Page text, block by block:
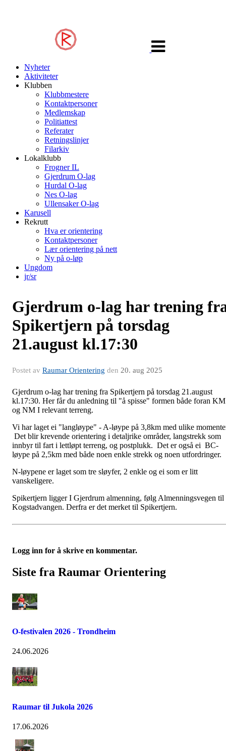
navigasjon
Nyheter
Aktiviteter
Klubben
Klubbmestere
Kontaktpersoner
Medlemskap
Politiattest
Referater
Retningslinjer
Filarkiv
Lokalklubb
Frogner IL
Gjerdrum O-lag
Hurdal O-lag
Nes O-lag
Ullensaker O-lag
Karusell
Rekrutt
Hva er orientering
Kontaktpersoner
Lær orientering på nett
Ny på o-løp
Ungdom
jr/sr
Gjerdrum o-lag har trening
Spikertjern på torsdag
21.august kl.17:30
Postet av Raumar Orientering den 20. aug 2025
Gjerdrum o-lag har trening fra Spikertjern på torsdag 21.august
kl.17:30. Her får du anledning til "å spisse" formen både foran KM
og NM I relevant terreng.
Vi har laget ei "langløype" - A-løype på 3,8km med ulike
Det blir krevende orientering i detaljrike områder, langstrekk som
innbyr til fart i lettløpt terreng, og postplukk. Det er også ei BC-
løype på 2,5km med både noen enkle strekk og noen utfordringer.
N-løypene er laget som tre sløyfer, 2 enkle og ei som er litt
vanskeligere.
Spikertjern ligger I Gjerdrum almenning, følg Almenningsvegen til
Kogstadvangen. Derfra er det merket til Spikertjern.
Logg inn for å skrive en kommentar.
Siste fra Raumar Orientering
O-festivalen 2026 - Trondheim
24.06.2026
Raumar til Jukola 2026
17.06.2026